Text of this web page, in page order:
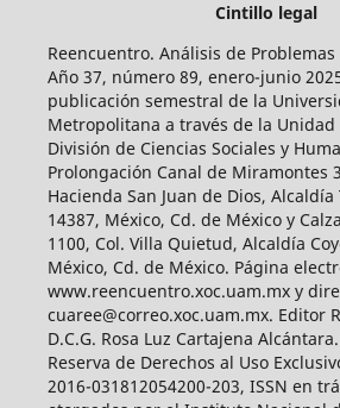
Cintillo legal
Reencuentro. Análisis de
Año 37, número 89, enero-junio
publicación semestral de la
Metropolitana a través de la Unidad
División de Ciencias Sociales y
Prolongación Canal de Miramontes
Hacienda San Juan de Dios, Alcaldía
14387, México, Cd. de México y
1100, Col. Villa Quietud, Alcaldía
México, Cd. de México. Página
www.reencuentro.xoc.uam.mx y
cuaree@correo.xoc.uam.mx. Editor
D.C.G. Rosa Luz Cartajena
Reserva de Derechos al Uso
2016-031812054200-203, ISSN en